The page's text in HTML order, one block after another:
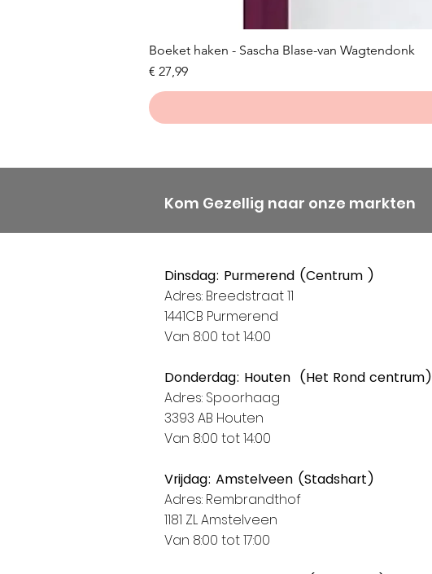
Boeket haken - Sascha Blase-van Wagtendonk
Prijs
€ 27,99
Kom Gezellig naar onze markten
Dinsdag: Purmerend (Centrum )
Adres: Breedstraat 11
1441CB Purmerend
Van 8:00 tot 14:00
Donderdag: Houten (Het Rond centrum)
Adres: Spoorhaag
3393 AB Houten
Van 8:00 tot 14:00
Vrijdag: Amstelveen (Stadshart)
Adres: Rembrandthof
1181 ZL Amstelveen
Van 8:00 tot 17:00